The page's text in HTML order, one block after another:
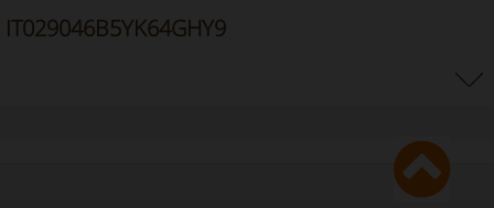
IT029046B5YK64GHY9